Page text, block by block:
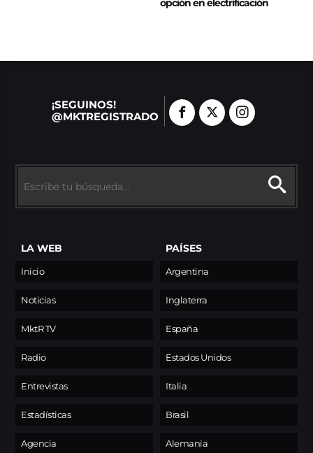
opción en electrificación
¡SEGUINOS!
@MKTREGISTRADO
LA WEB
Inicio
Noticias
MktR TV
Radio
Entrevistas
Estadísticas
Agencia
PAÍSES
Argentina
Inglaterra
España
Estados Unidos
Italia
Brasil
Alemania